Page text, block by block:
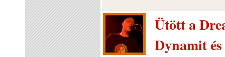
Ütött a
Dynamit